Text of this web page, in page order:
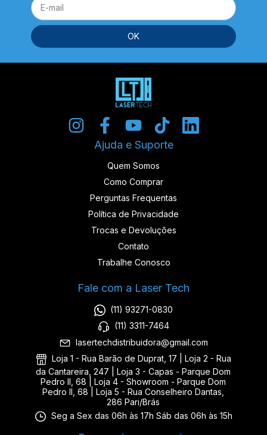
Ajuda e Suporte
Quem Somos
Como Comprar
Perguntas Frequentas
Política de Privacidade
Trocas e Devoluções
Contato
Trabalhe Conosco
Fale com a Laser Tech
(11) 93271-0830
(11) 3311-7464
lasertechdistribuidora@gmail.com
Loja 1 - Rua Barão de Duprat, 17 | Loja 2 - Rua
da Cantareira, 247 | Loja 3 - Capas - Parque Dom
Pedro II, 68 | Loja 4 - Showroom - Parque Dom
Pedro II, 68 | Loja 5 - Rua Conselheiro Dantas,
286 Pari/Brás
Seg a Sex das 06h às 17h Sáb das 06h às 15h